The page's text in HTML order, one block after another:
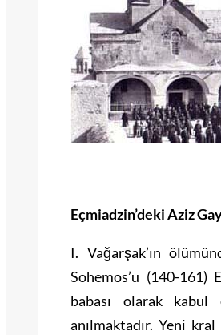
Eçmiadzin’deki Aziz
I. Vağarşak’ın
Sohemos’u (140-
babası olarak
anılmaktadır. Yeni